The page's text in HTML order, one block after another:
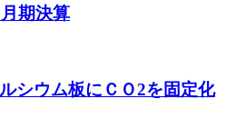
期決算
シウム板にＣＯ2を固定化